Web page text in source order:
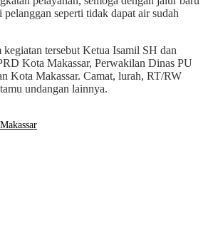
seperti tidak dapat air sudah
tersebut Ketua Isamil SH dan
Kota Makassar, Perwakilan Dinas PU
Kota Makassar. Camat, lurah, RT/RW
undangan lainnya.